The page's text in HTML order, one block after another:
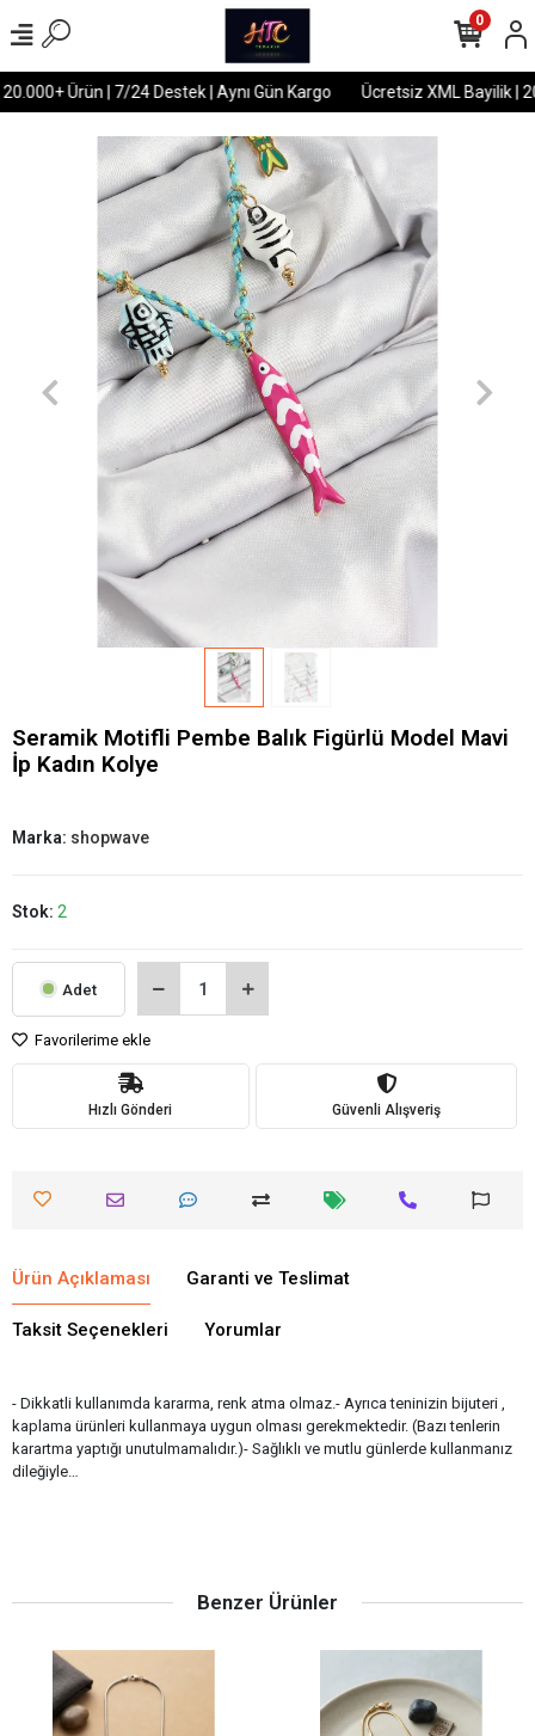
Ürün | 7/24 Destek | Aynı Gün Kargo Ücretsiz XML Bayilik |
0
Seramik Motifli Pembe Balık Figürlü Model Mavi
İp Kadın Kolye
Marka: shopwave
Stok: 2
Adet
Favorilerime ekle
Hızlı Gönderi Güvenli Alışveriş
Ürün Açıklaması Garanti ve Teslimat
Taksit Seçenekleri Yorumlar
- Dikkatli kullanımda kararma, renk atma olmaz.- Ayrıca teninizin bijuteri ,
kaplama ürünleri kullanmaya uygun olması gerekmektedir. (Bazı tenlerin
karartma yaptığı unutulmamalıdır.)- Sağlıklı ve mutlu günlerde kullanmanız
dileğiyle…
Benzer Ürünler